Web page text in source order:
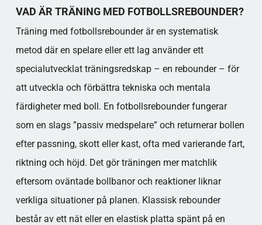
VAD ÄR TRÄNING MED FOTBOLLSREBOUNDER?
Träning med fotbollsrebounder är en systematisk
metod där en spelare eller ett lag använder ett
specialutvecklat träningsredskap – en rebounder – för
att utveckla och förbättra tekniska och mentala
färdigheter med boll. En fotbollsrebounder fungerar
som en slags ”passiv medspelare” och returnerar bollen
efter passning, skott eller kast, ofta med varierande fart,
riktning och höjd. Det gör träningen mer matchlik
eftersom oväntade bollbanor och reaktioner liknar
verkliga situationer på planen. Klassisk rebounder
består av ett nät eller en elastisk platta spänt på en
FÖRDELAR, METODER OCH INSIKTER
EN FRAMTIDSSÄKRAD OCH
Populära kategorier